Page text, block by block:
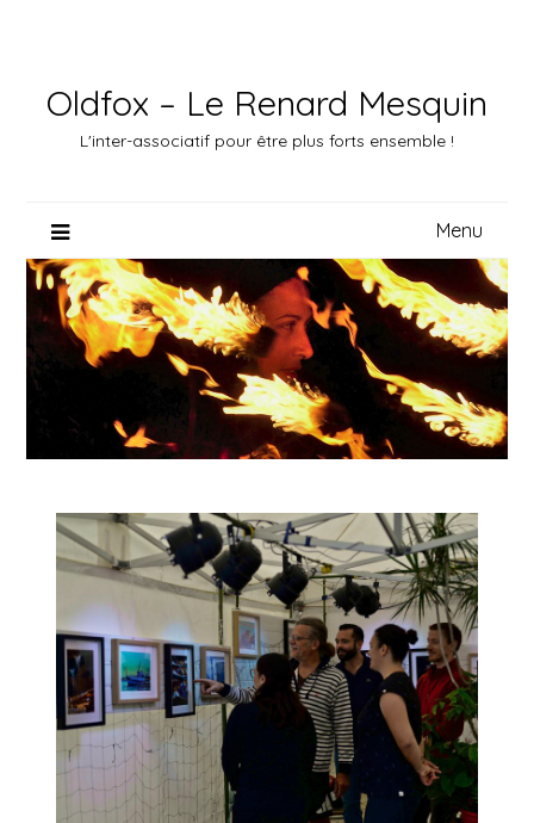
Oldfox – Le Renard Mesquin
L'inter-associatif pour être plus forts ensemble !
Menu